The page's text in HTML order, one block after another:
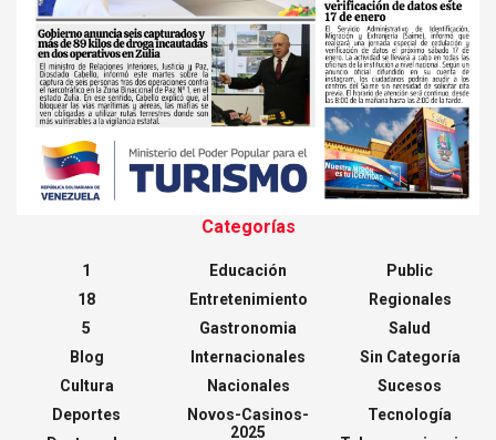
Categorías
1
18
5
Blog
Cultura
Deportes
Educación
Entretenimiento
Gastronomia
Internacionales
Nacionales
Novos-Casinos-
2025
Public
Regionales
Salud
Sin Categoría
Sucesos
Tecnología